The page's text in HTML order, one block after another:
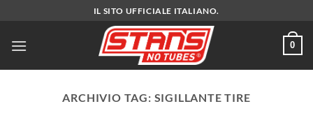
contenuti
IL SITO UFFICIALE ITALIANO.
0
ARCHIVIO TAG: SIGILLANTE TIRE